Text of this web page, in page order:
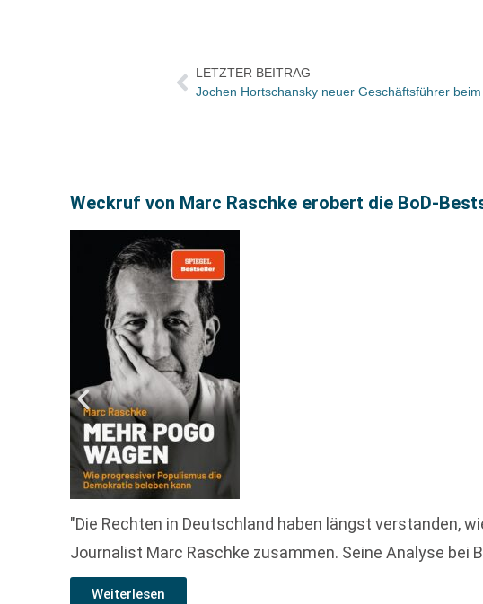
LETZTER BEITRAG
Jochen Hortschansky neuer Geschäftsführer beim
Weckruf von Marc Raschke erobert die BoD-
"Die Rechten in Deutschland haben längst verstanden,
Journalist Marc Raschke zusammen. Seine Analyse
Weiterlesen